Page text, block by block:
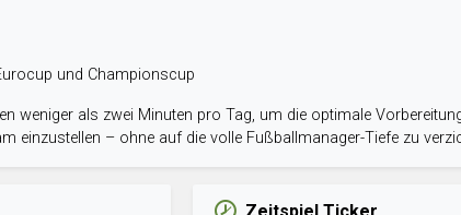
und Championscup
weniger als zwei Minuten pro Tag, um die optimale
einzustellen – ohne auf die volle Fußballmanager-Tiefe zu